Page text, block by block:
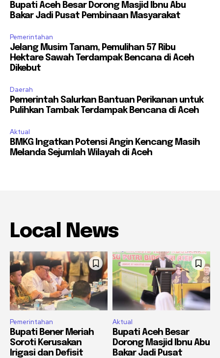
Bupati Aceh Besar Dorong Masjid Ibnu Abu
Bakar Jadi Pusat Pembinaan Masyarakat
Pemerintahan
Jelang Musim Tanam, Pemulihan 57 Ribu
Hektare Sawah Terdampak Bencana di Aceh
Dikebut
Daerah
Pemerintah Salurkan Bantuan Perikanan untuk
Pulihkan Tambak Terdampak Bencana di Aceh
Aktual
BMKG Ingatkan Potensi Angin Kencang Masih
Melanda Sejumlah Wilayah di Aceh
Local News
Pemerintahan
Bupati Bener Meriah
Soroti Kerusakan
Irigasi dan Defisit
Aktual
Bupati Aceh Besar
Dorong Masjid Ibnu Abu
Bakar Jadi Pusat